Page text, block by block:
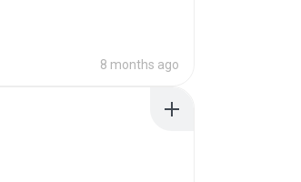
8 months ago